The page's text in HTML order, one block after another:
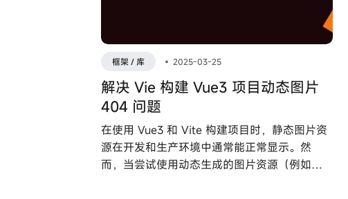
框架 / 库 • 2025-03-25
解决 Vie 构建 Vue3 项目动态图片
404 问题
在使用 Vue3 和 Vite 构建项目时，静态图片资
源在开发和生产环境中通常能正常显示。然
而，当尝试使用动态生成的图片资源（例如从